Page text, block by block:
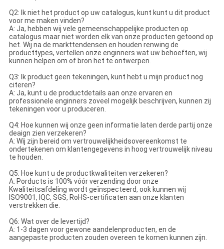
Q2: Ik niet het product op uw catalogus, kunt kunt u dit product
voor me maken vinden?
A: Ja, hebben wij vele gemeenschappelijke producten op
catalogus maar niet worden elk van onze producten getoond op
het. Wij na de markttendensen en houden renwing de
producttypes, vertellen onze enginners wat uw behoeften, wij
kunnen helpen om of bron het te ontwerpen.
Q3: Ik product geen tekeningen, kunt hebt u mijn product nog
citeren?
A: Ja, kunt u de productdetails aan onze ervaren en
professionele enginners zoveel mogelijk beschrijven, kunnen zij
tekeningen voor u produceren.
Q4: Hoe kunnen wij onze geen informatie laten derde partij onze
deaign zien verzekeren?
A: Wij zijn bereid om vertrouwelijkheidsovereenkomst te
ondertekenen om klantengegevens in hoog vertrouwelijk niveau
te houden.
Q5: Hoe kunt u de productkwaliteiten verzekeren?
A: Porducts is 100% vóór verzending door onze
Kwaliteitsafdeling wordt geïnspecteerd, ook kunnen wij
ISO9001, IQC, SGS, RoHS-certificaten aan onze klanten
verstrekken die.
Q6: Wat over de levertijd?
A: 1-3 dagen voor gewone aandelenproducten, en de
aangepaste producten zouden overeen te komen kunnen zijn.